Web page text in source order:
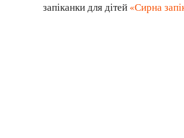
запіканки для дітей«Сирна